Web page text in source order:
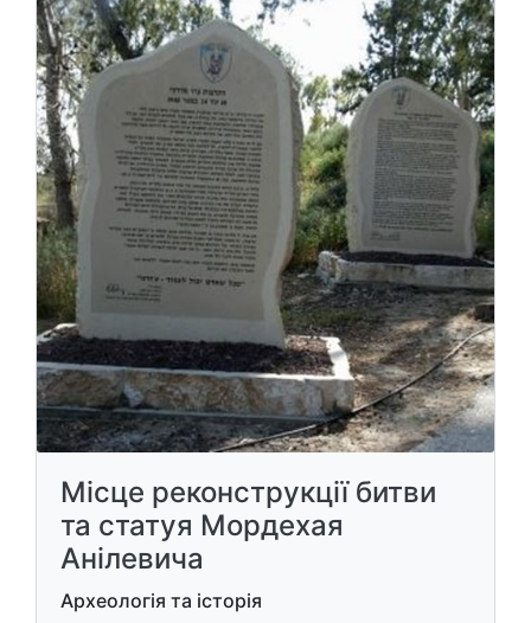
Місце реконструкції битви
та статуя Мордехая
Анілевича
Археологія та історія